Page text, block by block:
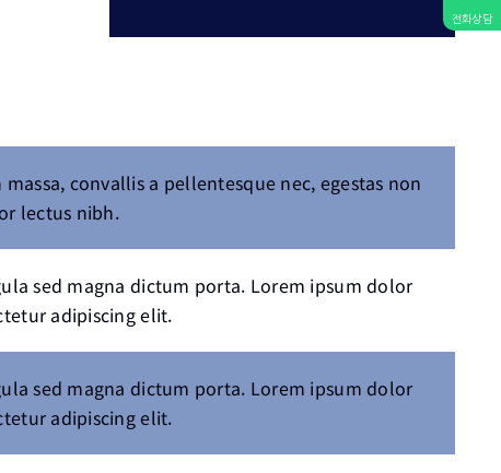
massa, convallis a pellentesque nec, egestas non
lectus nibh.
sed magna dictum porta. Lorem ipsum dolor
adipiscing elit.
sed magna dictum porta. Lorem ipsum dolor
adipiscing elit.
전화상담